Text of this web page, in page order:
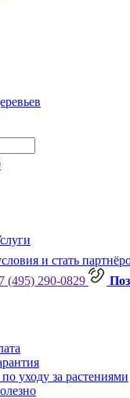
и стать
(495) 290-0829
уходу за растениями